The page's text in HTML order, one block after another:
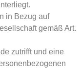
in Bezug auf
gemäß Art.
zutrifft und eine